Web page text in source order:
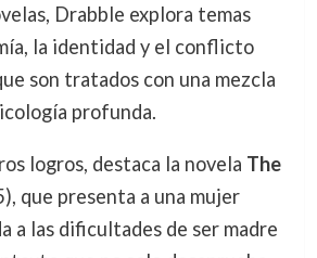
Drabble explora temas
la identidad y el conflicto
son tratados con una mezcla
profunda.
logros, destaca la novela The
que presenta a una mujer
a las dificultades de ser madre